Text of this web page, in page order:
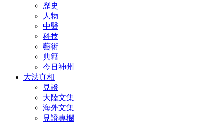
歷史
人物
中醫
科技
藝術
典籍
今日神州
大法真相
見證
大陸文集
海外文集
見證專欄